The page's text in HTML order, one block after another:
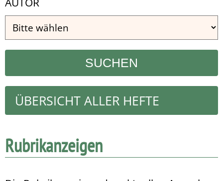
ÜBERSICHT ALLER HEFTE
Rubrikanzeigen